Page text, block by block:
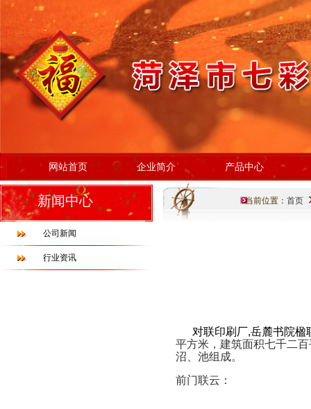
网站首页 企业简介 产品中心
新闻中心
公司新闻
行业资讯
当前位置： 首页
对联印刷厂,岳麓书院楹
平方米，建筑面积七千二
沼、池组成。
前门联云：